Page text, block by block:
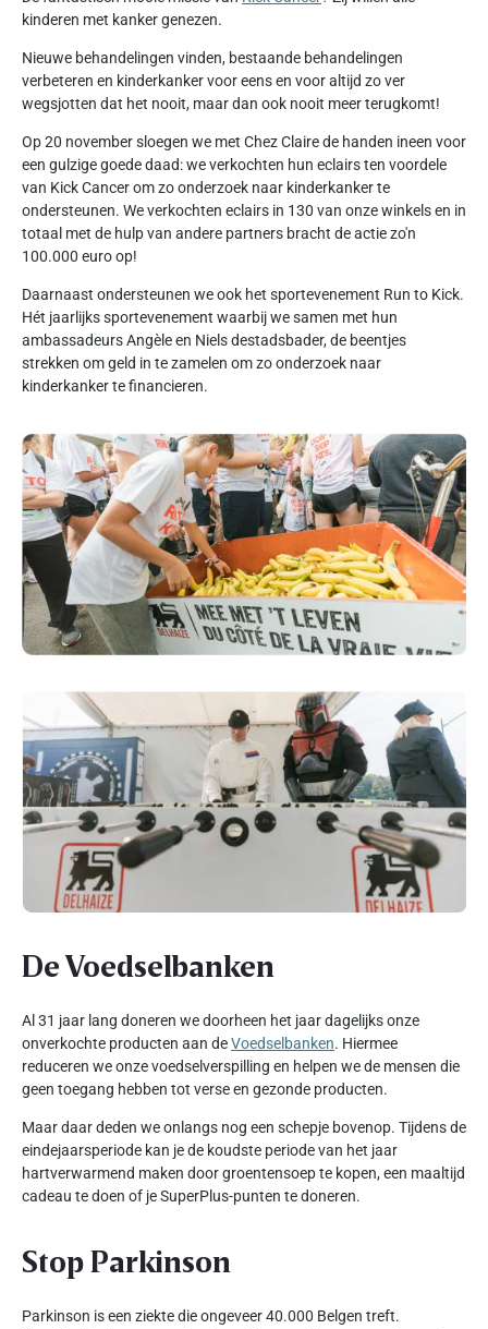
kinderen met kanker genezen.
Nieuwe behandelingen vinden, bestaande behandelingen
verbeteren en kinderkanker voor eens en voor altijd zo ver
wegsjotten dat het nooit, maar dan ook nooit meer terugkomt!
Op 20 november sloegen we met Chez Claire de handen ineen voor
een gulzige goede daad: we verkochten hun eclairs ten voordele
van Kick Cancer om zo onderzoek naar kinderkanker te
ondersteunen. We verkochten eclairs in 130 van onze winkels en in
totaal met de hulp van andere partners bracht de actie zo'n
100.000 euro op!
Daarnaast ondersteunen we ook het sportevenement Run to Kick.
Hét jaarlijks sportevenement waarbij we samen met hun
ambassadeurs Angèle en Niels destadsbader, de beentjes
strekken om geld in te zamelen om zo onderzoek naar
kinderkanker te financieren.
De Voedselbanken
Al 31 jaar lang doneren we doorheen het jaar dagelijks onze
onverkochte producten aan deVoedselbanken. Hiermee
reduceren we onze voedselverspilling en helpen we de mensen die
geen toegang hebben tot verse en gezonde producten.
Maar daar deden we onlangs nog een schepje bovenop. Tijdens de
eindejaarsperiode kan je de koudste periode van het jaar
hartverwarmend maken door groentensoep te kopen, een maaltijd
cadeau te doen of je SuperPlus-punten te doneren.
Stop Parkinson
Parkinson is een ziekte die ongeveer 40.000 Belgen treft.